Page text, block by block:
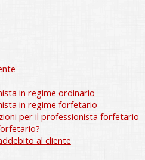
in regime ordinario
in regime forfetario
per il professionista forfetario
al cliente